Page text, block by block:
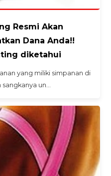
Resmi Akan
Dana Anda!!
diketahui
yang miliki simpanan di
un…